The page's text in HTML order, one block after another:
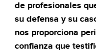
de profesionales
su defensa y su
nos proporciona
confianza que